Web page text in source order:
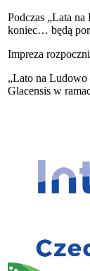
Podczas „Lata
koniec… będą
Impreza
„Lato na Ludowo
Glacensis w